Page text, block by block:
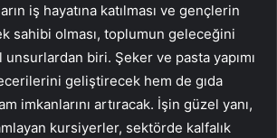
iş hayatına katılması ve gençlerin
sahibi olması, toplumun geleceğini
biri. Şeker ve pasta yapımı
geliştirecek hem de gıda
imkanlarını artıracak. İşin güzel yanı,
kursiyerler, sektörde kalfalık